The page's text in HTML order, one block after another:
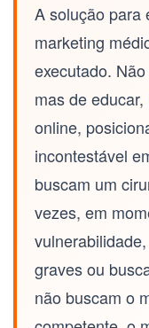
A solução para
marketing
executado.
mas de
online,
incontestável
buscam um
vezes, em
graves ou
não buscam o